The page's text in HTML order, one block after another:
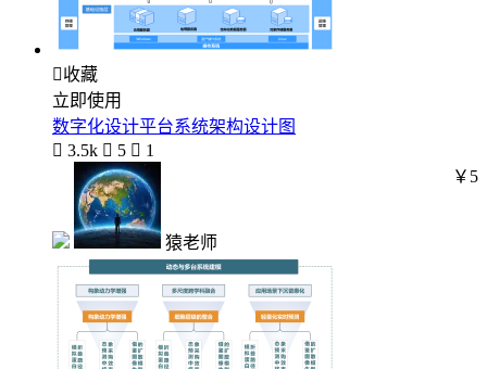
收藏
立即使用
数字化设计平台系统架构设计图
 3.5k  5  1
猿老师
￥5